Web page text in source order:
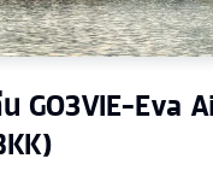
GO3VIE-Eva